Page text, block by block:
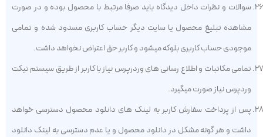
سوالات و نظرات داخل دیدگاه باید صرفا مرتبط با محصول بوده و در صورت
مشاهده تبلیغ محصول یا سایت دیگر حساب کاربری مسدود شده و تمامی
موجودی حساب کاربری بلوکه میشود و کاربر حق اعتراض نخواهد داشت.
تمامی مکاتبات و اطلاع رسانی های وردرپرس نیاز با کاربر از طریق سیستم تیکت
وردپرس نیاز صورت میگیرد.
پس از پرداخت سفارش کاربر به لینک های دانلود محصول دسترسی خواهد
داشت و هر گونه مشکل در دانلود محصول و یا عدم دسترسی به لینک دانلود